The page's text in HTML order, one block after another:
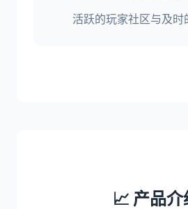
活跃的玩家社区与及时
📈 产品介